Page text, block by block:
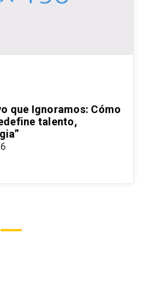
que Ignoramos: Cómo
talento,